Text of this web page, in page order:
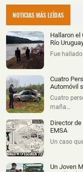
NOTICIAS MÁS LEÍDAS
Hallaron el
Río
Fue
Cuatro
Automóvil
Cuatro
maña…
Director
EMSA
Un caso
Un Joven